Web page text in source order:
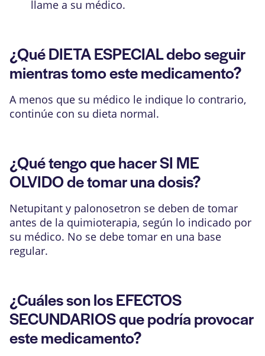
llame a su médico.
¿Qué DIETA ESPECIAL debo seguir
mientras tomo este medicamento?
A menos que su médico le indique lo contrario,
continúe con su dieta normal.
¿Qué tengo que hacer SI ME
OLVIDO de tomar una dosis?
Netupitant y palonosetron se deben de tomar
antes de la quimioterapia, según lo indicado por
su médico. No se debe tomar en una base
regular.
¿Cuáles son los EFECTOS
SECUNDARIOS que podría provocar
este medicamento?